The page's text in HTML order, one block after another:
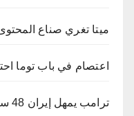
ميتا تغري صناع
اعتصام في باب توما
ترامب يمهل إيران 48 ساعة ويفتح باب التصعيد